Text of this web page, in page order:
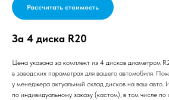
Рассчитать стоимость
За 4 диска R20
Цена указана за комплект из 4 дисков диаметром
в заводских параметрах для вашего автомобиля.
у менеджера актуальный склад дисков на ваш авто.
по индивидуальному заказу (кастом), в том числе